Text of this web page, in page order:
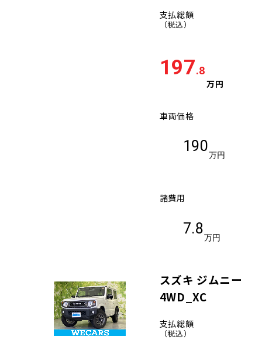
支払総額
（税込）
197.8
万円
車両価格
190
万円
諸費用
7.8
万円
スズキ ジムニー
4WD_XC
支払総額
（税込）